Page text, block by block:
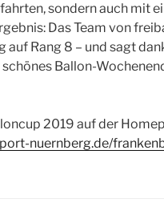
sondern auch mit
Das Team von
auf Rang 8 – und sagt
Ballon-
2019 auf der
nuernberg.de/